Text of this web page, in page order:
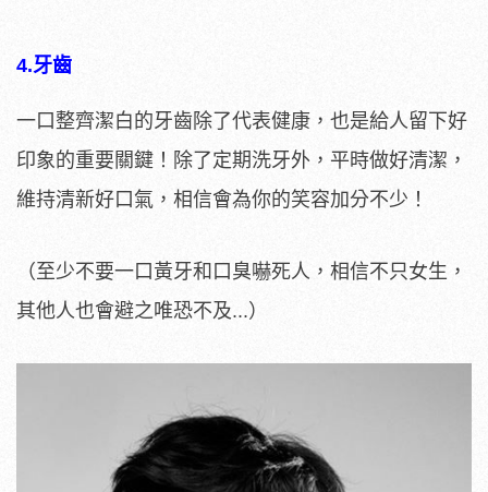
4.牙齒
一口整齊潔白的牙齒除了代表健康，也是給人留下好
印象的重要關鍵！除了定期洗牙外，平時做好清潔，
維持清新好口氣，相信會為你的笑容加分不少！
（至少不要一口黃牙和口臭嚇死人，相信不只女生，
其他人也會避之唯恐不及...）